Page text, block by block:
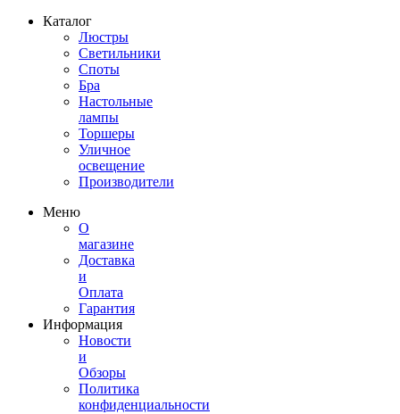
Каталог
Люстры
Светильники
Споты
Бра
Настольные
лампы
Торшеры
Уличное
освещение
Производители
Меню
О
магазине
Доставка
и
Оплата
Гарантия
Информация
Новости
и
Обзоры
Политика
конфиденциальности